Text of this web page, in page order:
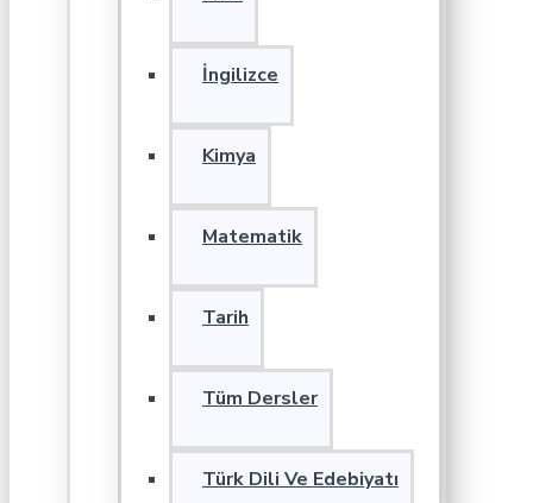
İngilizce
Kimya
Matematik
Tarih
Tüm Dersler
Türk Dili Ve Edebiyatı